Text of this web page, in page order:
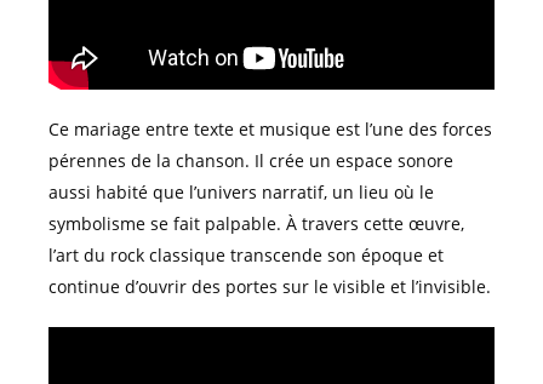
Ce mariage entre texte et musique est l’une des forces
pérennes de la chanson. Il crée un espace sonore
aussi habité que l’univers narratif, un lieu où le
symbolisme se fait palpable. À travers cette œuvre,
l’art du rock classique transcende son époque et
continue d’ouvrir des portes sur le visible et l’invisible.